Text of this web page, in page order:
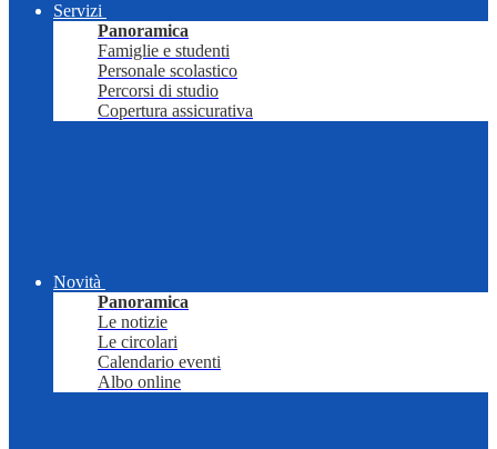
Servizi
Panoramica
Famiglie e studenti
Personale scolastico
Percorsi di studio
Copertura assicurativa
Novità
Panoramica
Le notizie
Le circolari
Calendario eventi
Albo online